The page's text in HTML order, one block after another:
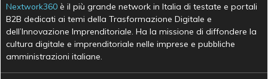
Nextwork360 è il più grande network in Italia di testate e portali
B2B dedicati ai temi della Trasformazione Digitale e
dell’Innovazione Imprenditoriale. Ha la missione di diffondere la
cultura digitale e imprenditoriale nelle imprese e pubbliche
amministrazioni italiane.